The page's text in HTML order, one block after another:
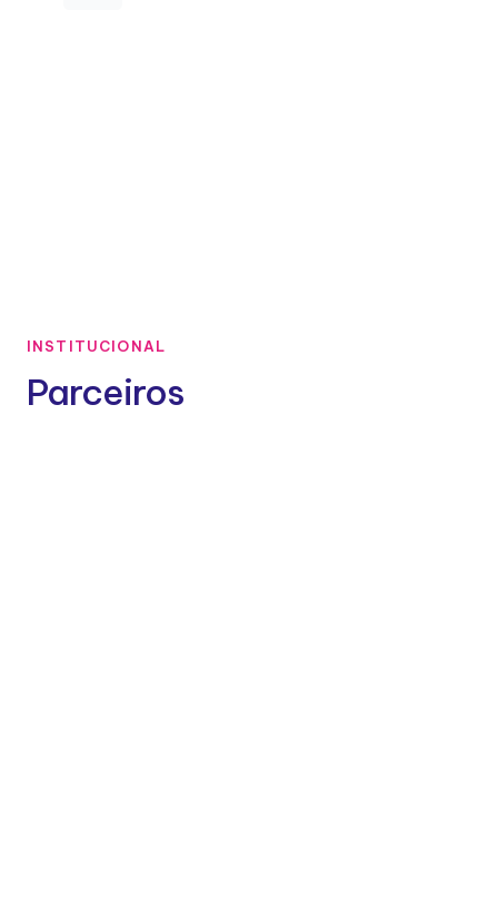
INSTITUCIONAL
Parceiros